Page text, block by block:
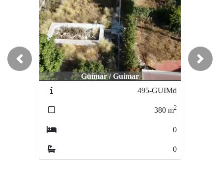
Güímar / Guimar
495-GUIMd
380m2
Granadilla de Abona / Granadilla
Previous Next